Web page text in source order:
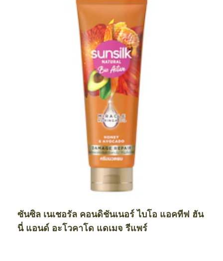
ซันซิล เนเชอรัล คอนดิชันเนอร์ ไบโอ แอคทีฟ ฮัน
นี่ แอนด์ อะโวคาโด แดเมจ รีแพร์